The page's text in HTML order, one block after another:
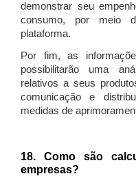
demonstrar seu
consumo, por meio
plataforma.
Por fim, as
possibilitarão uma
relativos a seus
comunicação e
medidas de
18. Como são
empresas?